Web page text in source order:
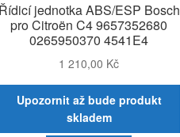
Řídicí jednotka ABS/ESP Bosch
pro Citroën C4 9657352680
0265950370 4541E4
1 210,00 Kč
Upozornit až bude produkt
skladem